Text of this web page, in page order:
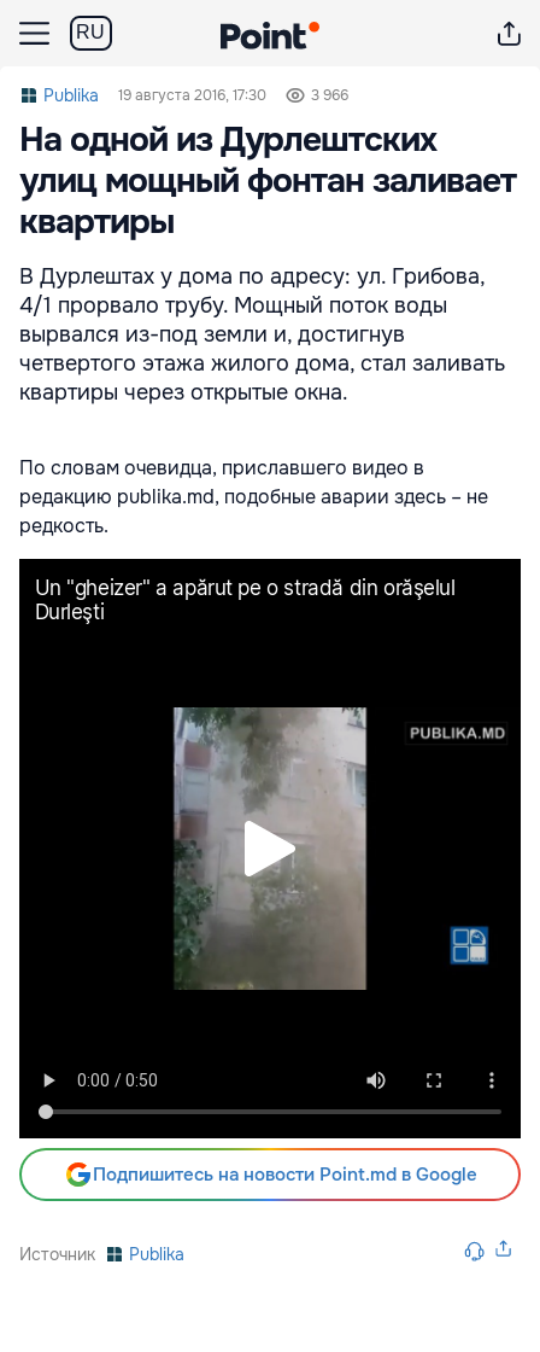
RU
Publika 19 августа 2016, 17:30 3 966
На одной из Дурлештских
улиц мощный фонтан заливает
квартиры
В Дурлештах у дома по адресу: ул. Грибова,
4/1 прорвало трубу. Мощный поток воды
вырвался из-под земли и, достигнув
четвертого этажа жилого дома, стал заливать
квартиры через открытые окна.
По словам очевидца, приславшего видео в
редакцию publika.md, подобные аварии здесь – не
редкость.
Подпишитесь на новости Point.md в Google
Источник Publika